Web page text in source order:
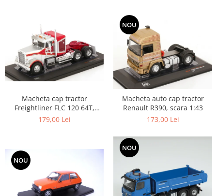
Macheta cap tractor
Freightliner FLC 120 64T,
scara 1:43
179,00 Lei
NOU
Macheta auto cap tractor
Renault R390, scara 1:43
173,00 Lei
NOU
NOU